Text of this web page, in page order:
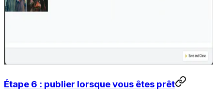
Étape 6 : publier lorsque vous êtes prêt